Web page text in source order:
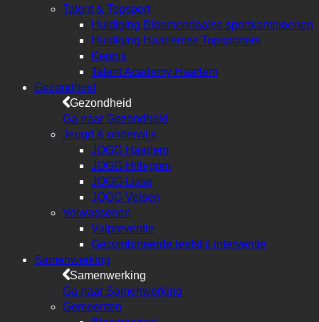
Talent & Topsport
Huldiging Bloemendaalse sportkampioenen
Huldiging Haarlemse Topsporters
Kennis
Talent Academy Haarlem
Gezondheid
Gezondheid
Ga naar Gezondheid
Jeugd & onderwijs
JOGG Haarlem
JOGG Hillegom
JOGG Lisse
JOGG Velsen
Volwassenen
Valpreventie
Gecombineerde leefstijl interventie
Samenwerking
Samenwerking
Ga naar Samenwerking
Gemeenten